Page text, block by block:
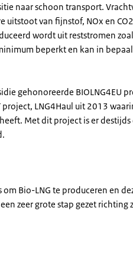
naar schoon transport.
uitstoot van fijnstof, NOx en
wordt uit reststromen
beperkt en kan in
gehonoreerde BIOLNG4EU
LNG4Haul uit 2013
Met dit project is er
om Bio-LNG te produceren en
zeer grote stap gezet richting